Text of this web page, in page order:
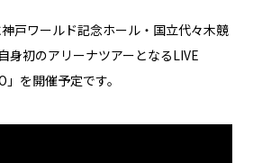
神戸ワールド記念ホール・国立代々木競
身初のアリーナツアーとなるLIVE
を開催予定です。